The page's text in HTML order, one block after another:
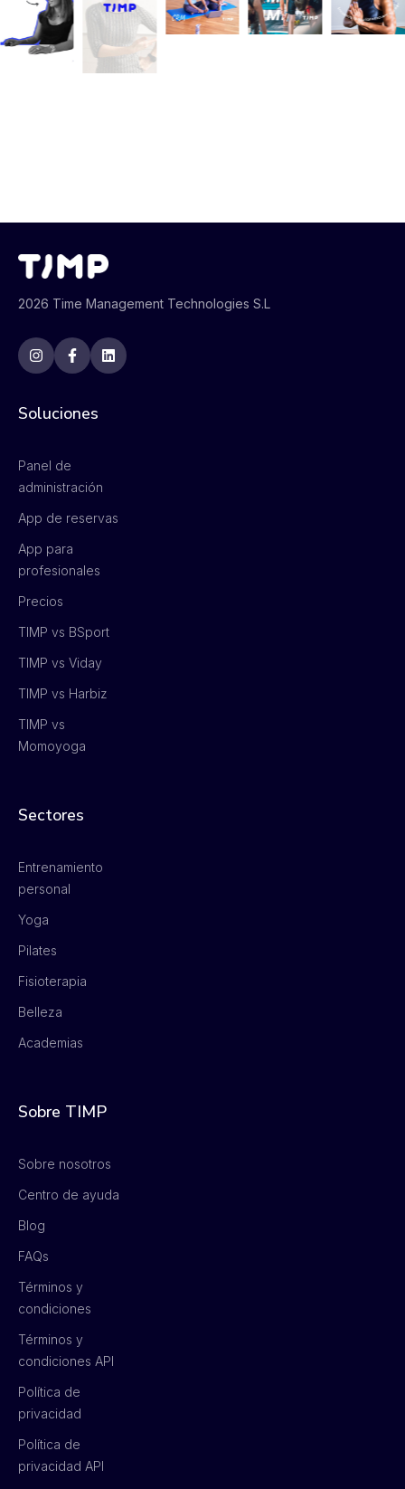
2026 Time Management Technologies S.L
Soluciones
Panel de
administración
App de reservas
App para
profesionales
Precios
TIMP vs BSport
TIMP vs Viday
TIMP vs Harbiz
TIMP vs
Momoyoga
Sectores
Entrenamiento
personal
Yoga
Pilates
Fisioterapia
Belleza
Academias
Sobre TIMP
Sobre nosotros
Centro de ayuda
Blog
FAQs
Términos y
condiciones
Términos y
condiciones API
Política de
privacidad
Política de
privacidad API